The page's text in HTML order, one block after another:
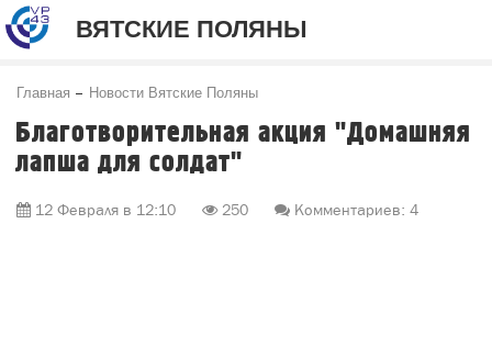
ВЯТСКИЕ ПОЛЯНЫ
Главная Новости Вятские Поляны
Благотворительная акция "Домашняя
лапша для солдат"
12 Февраля в 12:10 250 Комментариев: 4